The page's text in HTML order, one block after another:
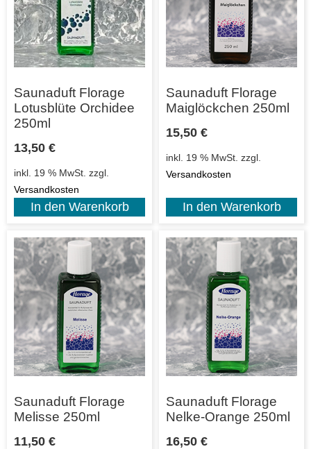
Saunaduft Florage
Lotusblüte Orchidee
250ml
13,50 €
inkl. 19 % MwSt. zzgl.
Versandkosten
In den Warenkorb
Saunaduft Florage
Maiglöckchen 250ml
15,50 €
inkl. 19 % MwSt. zzgl.
Versandkosten
In den Warenkorb
Saunaduft Florage
Melisse 250ml
11,50 €
Saunaduft Florage
Nelke-Orange 250ml
16,50 €